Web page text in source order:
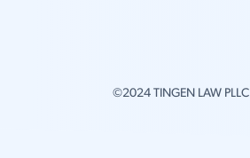
©2024 TINGEN LAW PLLC